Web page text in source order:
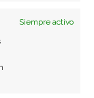
Siempre activo